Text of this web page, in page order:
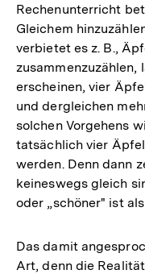
Rechenunterricht
Gleichem
verbietet es z. B.,
erscheinen, vier
und dergleichen
solchen Vorgehens
tatsächlich vier
werden. Denn dann
keineswegs gleich
oder „schöner" ist
Das damit
Art, denn die